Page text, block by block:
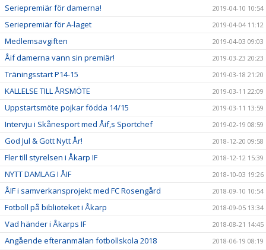
Seriepremiär för damerna! 2019-04-10 10:54
Seriepremiär för A-laget 2019-04-04 11:12
Medlemsavgiften 2019-04-03 09:03
Åif damerna vann sin premiär! 2019-03-23 20:23
Träningsstart P14-15 2019-03-18 21:20
KALLELSE TILL ÅRSMÖTE 2019-03-11 22:09
Uppstartsmöte pojkar födda 14/15 2019-03-11 13:59
Intervju i Skånesport med Åif,s Sportchef 2019-02-19 08:59
God Jul & Gott Nytt År! 2018-12-20 09:58
Fler till styrelsen i Åkarp IF 2018-12-12 15:39
NYTT DAMLAG I ÅIF 2018-10-03 19:26
ÅIF i samverkansprojekt med FC Rosengård 2018-09-10 10:54
Fotboll på biblioteket i Åkarp 2018-09-05 13:34
Vad händer i Åkarps IF 2018-08-21 14:45
Angående efteranmälan fotbollskola 2018 2018-06-19 08:19